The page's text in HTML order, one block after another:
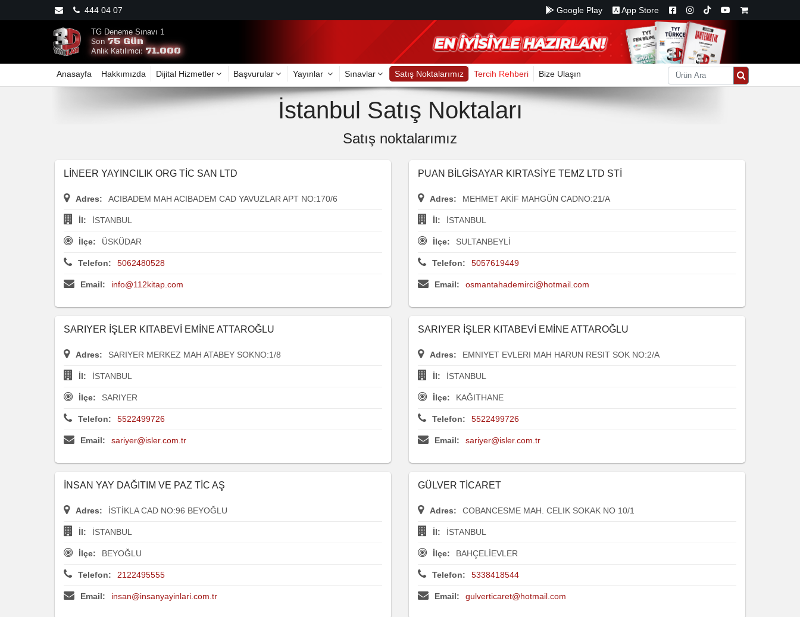
444 04 07 Google Play App Store
TG Deneme Sınavı 1
Son 75 Gün
Anlık Katılımcı:71.000
Anasayfa Hakkımızda Dijital Hizmetler Başvurular Yayınlar Sınavlar Satış Noktalarımız Tercih Rehberi Bize Ulaşın
İstanbul Satış Noktaları
Satış noktalarımız
LİNEER YAYINCILIK ORG TİC SAN LTD
Adres: ACIBADEM MAH ACIBADEM CAD YAVUZLAR APT NO:170/6
İl: İSTANBUL
İlçe: ÜSKÜDAR
Telefon: 5062480528
Email: info@112kitap.com
PUAN BİLGİSAYAR KIRTASİYE TEMZ LTD STİ
Adres: MEHMET AKİF MAHGÜN CADNO:21/A
İl: İSTANBUL
İlçe: SULTANBEYLİ
Telefon: 5057619449
Email: osmantahademirci@hotmail.com
SARIYER İŞLER KITABEVİ EMİNE ATTAROĞLU
Adres: SARIYER MERKEZ MAH ATABEY SOKNO:1/8
İl: İSTANBUL
İlçe: SARIYER
Telefon: 5522499726
Email: sariyer@isler.com.tr
SARIYER İŞLER KITABEVİ EMİNE ATTAROĞLU
Adres: EMNIYET EVLERI MAH HARUN RESIT SOK NO:2/A
İl: İSTANBUL
İlçe: KAĞITHANE
Telefon: 5522499726
Email: sariyer@isler.com.tr
İNSAN YAY DAĞITIM VE PAZ TİC AŞ
Adres: İSTİKLA CAD NO:96 BEYOĞLU
İl: İSTANBUL
İlçe: BEYOĞLU
Telefon: 2122495555
Email: insan@insanyayinlari.com.tr
GÜLVER TİCARET
Adres: COBANCESME MAH. CELIK SOKAK NO 10/1
İl: İSTANBUL
İlçe: BAHÇELİEVLER
Telefon: 5338418544
Email: gulverticaret@hotmail.com